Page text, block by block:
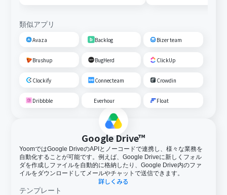
類似アプリ
Avaza Backlog Bizer team
Brushup BugHerd ClickUp
Clockify Connecteam Crowdin
Dribbble Everhour Float
Google Drive™
YoomではGoogle DriveのAPIとノーコードで連携し、様々な業務を
自動化することが可能です。例えば、Google Driveに新しくフォル
ダを作成しファイルを自動的に格納したり、Google Drive内のファ
イルをダウンロードしてメールやチャットで送信できます。
詳しくみる
テンプレート